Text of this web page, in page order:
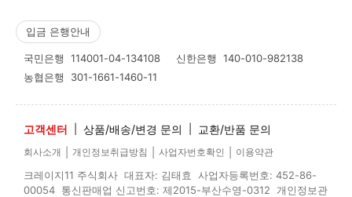
입금 은행안내
국민은행 114001-04-134108 신한은행 140-010-982138
농협은행 301-1661-1460-11
고객센터 상품/배송/변경 문의 교환/반품 문의
회사소개 개인정보취급방침 사업자번호확인 이용약관
크레이지11 주식회사 대표자: 김태효 사업자등록번호: 452-86-
00054 통신판매업 신고번호: 제2015-부산수영-0312 개인정보관